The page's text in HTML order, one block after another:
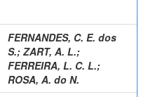
FERNANDES, C. E. dos
S.; ZART, A. L.;
FERREIRA, L. C. L.;
ROSA, A. do N.